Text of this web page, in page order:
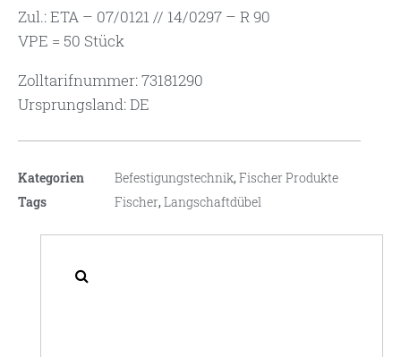
Zul.: ETA – 07/0121 // 14/0297 – R 90
VPE = 50 Stück
Zolltarifnummer: 73181290
Ursprungsland: DE
Kategorien Befestigungstechnik,Fischer Produkte
Tags
Fischer,Langschaftdübel